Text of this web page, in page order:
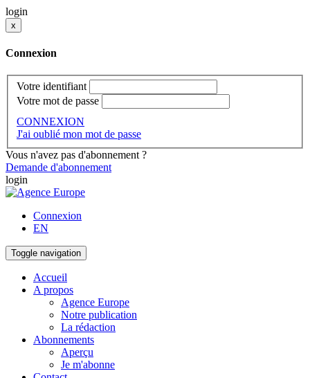
login
x
Connexion
Votre identifiant
Votre mot de passe
CONNEXION
J'ai oublié mon mot de passe
Vous n'avez pas d'abonnement ?
Demande d'abonnement
login
Connexion
EN
Toggle navigation
Accueil
A propos
Agence Europe
Notre publication
La rédaction
Abonnements
Aperçu
Je m'abonne